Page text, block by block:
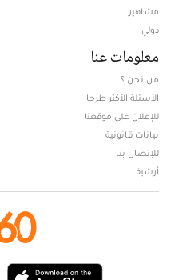
مشاهير
دولي
معلومات عنا
من نحن ؟
الأسئلة الأكثر طرحا
للإعلان على موقعنا
بيانات قانونية
للإتصال بنا
أرشيف